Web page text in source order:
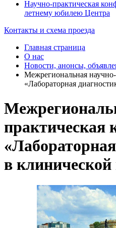
Научно-практическая
летнему юбилею Центра
Контакты и схема проезда
Главная страница
О нас
Новости, анонсы,
Межрегиональная
«Лабораторная
практическая
в